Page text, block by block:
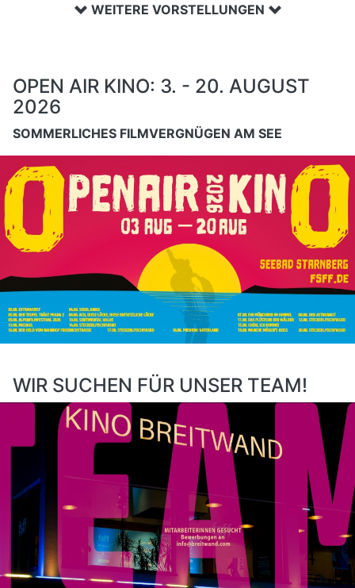
WEITERE VORSTELLUNGEN
OPEN AIR KINO: 3. - 20. AUGUST
2026
SOMMERLICHES FILMVERGNÜGEN AM SEE
WIR SUCHEN FÜR UNSER TEAM!